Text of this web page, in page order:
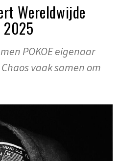
Wereldwijde
2025
POKOE eigenaar
vaak samen om